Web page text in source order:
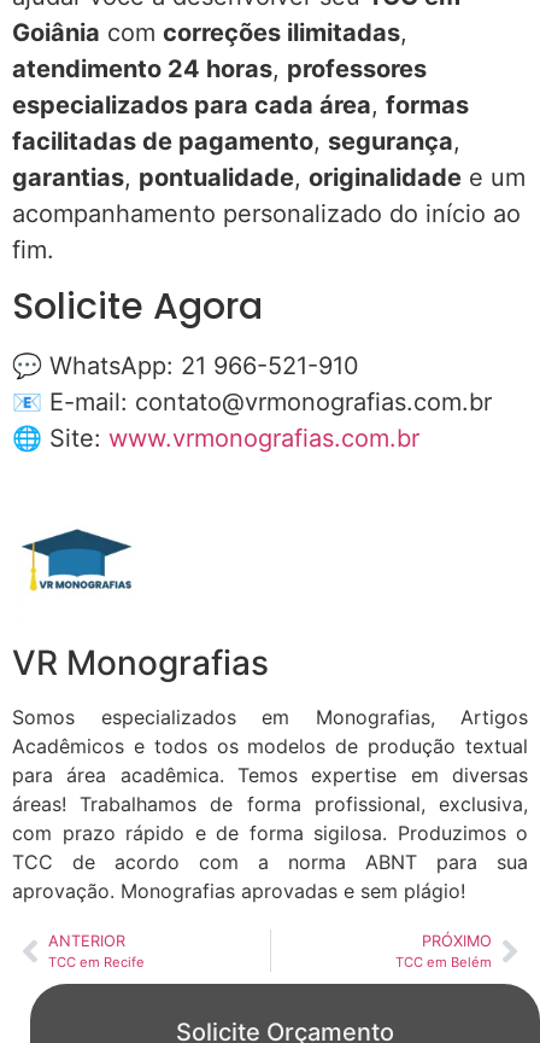
Goiânia com correções ilimitadas,
atendimento 24 horas, professores
especializados para cada área, formas
facilitadas de pagamento, segurança,
garantias, pontualidade, originalidade e um
acompanhamento personalizado do início ao
fim.
Solicite Agora
💬 WhatsApp: 21 966-521-910
📧 E-mail: contato@vrmonografias.com.br
🌐 Site: www.vrmonografias.com.br
VR Monografias
Somos especializados em Monografias, Artigos
Acadêmicos e todos os modelos de produção textual
para área acadêmica. Temos expertise em diversas
áreas! Trabalhamos de forma profissional, exclusiva,
com prazo rápido e de forma sigilosa. Produzimos o
TCC de acordo com a norma ABNT para sua
aprovação. Monografias aprovadas e sem plágio!
ANTERIOR
TCC em Recife
PRÓXIMO
TCC em Belém
Solicite Orçamento